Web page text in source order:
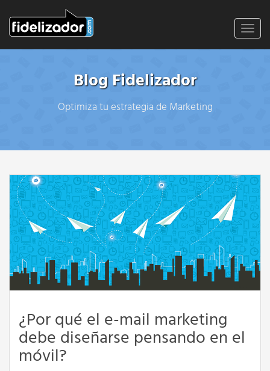
Blog Fidelizador
Optimiza tu estrategia de Marketing
¿Por qué el e-mail marketing
debe diseñarse pensando en el
móvil?